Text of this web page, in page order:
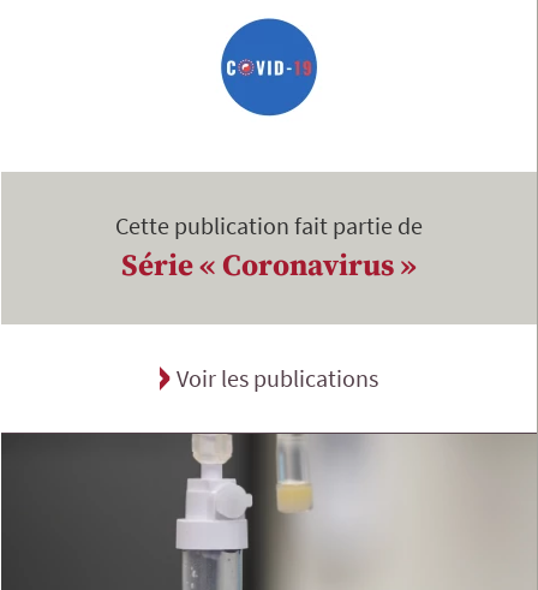
Cette publication fait partie de
Série « Coronavirus »
Voir les publications